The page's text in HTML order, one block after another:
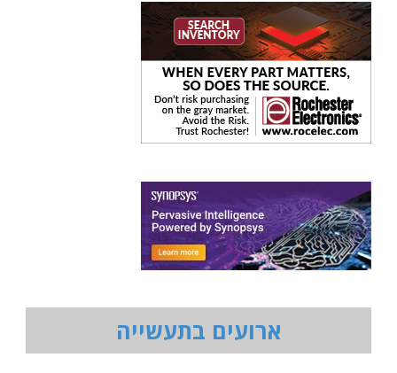
ארועים בתעשייה